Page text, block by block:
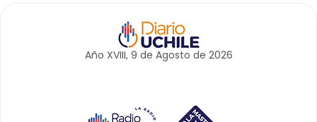
Año XVIII, 9 de Agosto de 2026